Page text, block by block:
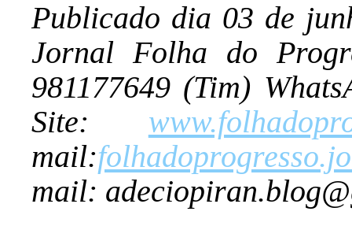
Publicado dia 03 de
Jornal Folha do
981177649 (Tim)
Site:
mail:
mail: